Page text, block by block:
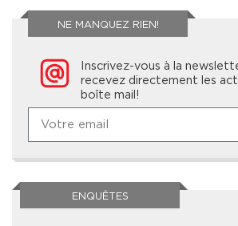
NE MANQUEZ RIEN!
Inscrivez-vous à la
recevez directement les
boîte mail!
ENQUÊTES